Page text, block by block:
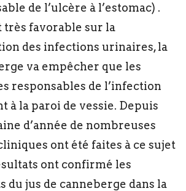
de l’ulcère à l’estomac) .
très favorable sur la
des infections urinaires, la
va empêcher que les
responsables de l’infection
à la paroi de vessie. Depuis
d’année de nombreuses
ont été faites à ce sujet
ont confirmé les
du jus de canneberge dans la